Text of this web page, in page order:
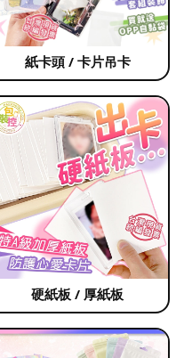
紙卡頭 / 卡片吊卡
硬紙板 / 厚紙板